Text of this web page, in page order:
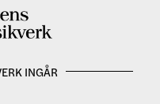
INGÅR